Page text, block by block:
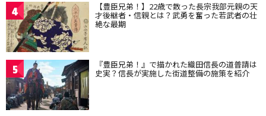
4 【豊臣兄弟！】22歳で散った長宗我部元親の天
才後継者・信親とは？武勇を奮った若武者の壮
絶な最期
5 『豊臣兄弟！』で描かれた織田信長の道普請は
史実？信長が実施した街道整備の施策を紹介